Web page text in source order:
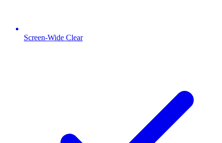
Screen-Wide Clear